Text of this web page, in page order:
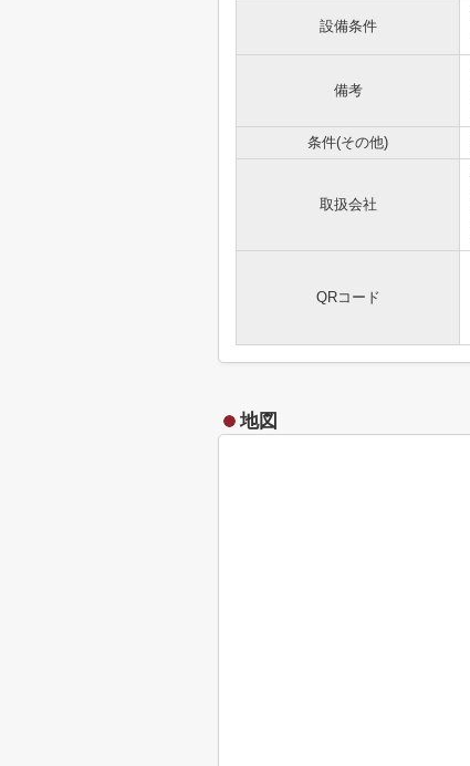
設備条件
備考
条件(その他)
取扱会社
QRコード
地図